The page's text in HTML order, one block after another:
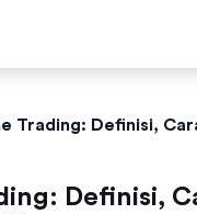
Definisi,